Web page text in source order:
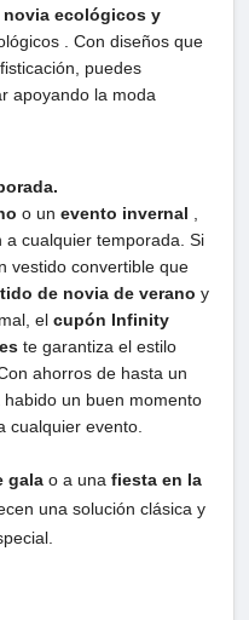
ecológicos y
. Con diseños que
puedes
apoyando la moda
o un evento invernal ,
a cualquier temporada. Si
vestido convertible que
de novia de verano y
el cupón Infinity
te garantiza el estilo
ahorros de hasta un
un buen momento
cualquier evento.
gala o a una fiesta en la
una solución clásica y